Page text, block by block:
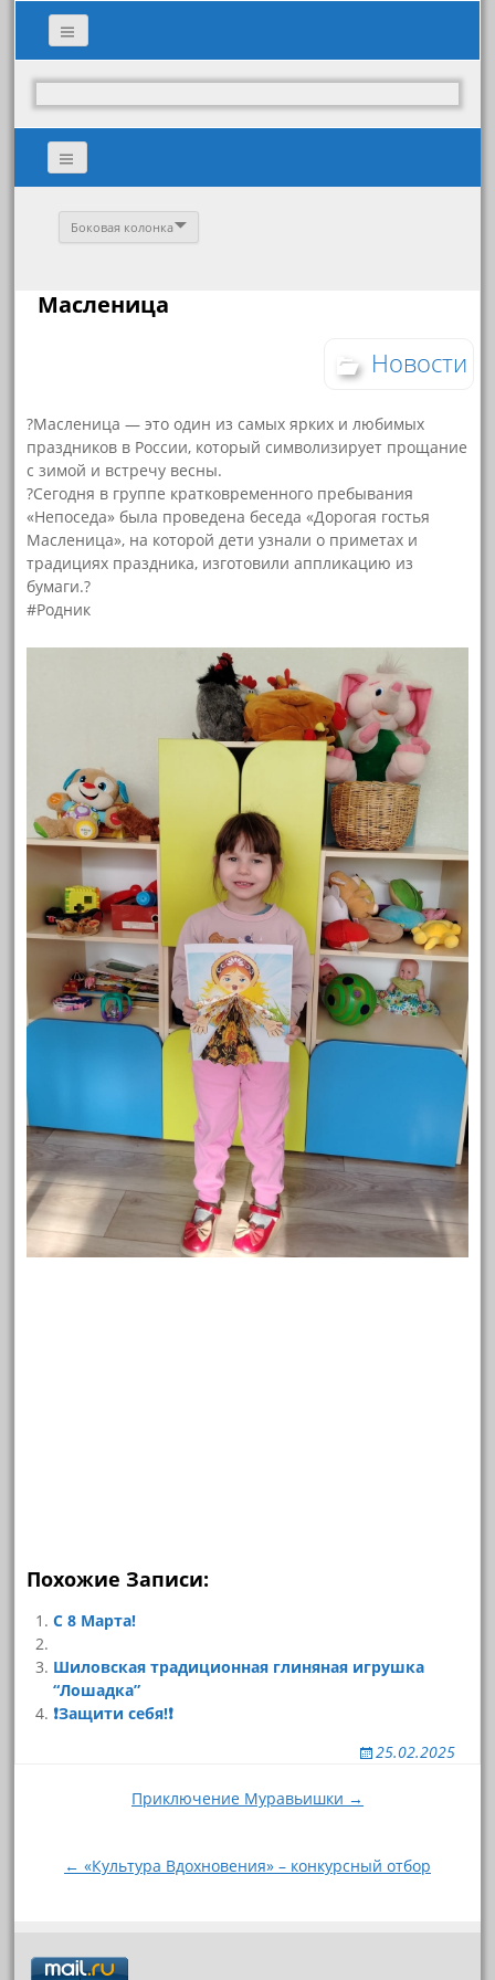
Боковая колонка
Масленица
Новости
?Масленица — это один из самых ярких и любимых
праздников в России, который символизирует прощание
с зимой и встречу весны.
?Сегодня в группе кратковременного пребывания
«Непоседа» была проведена беседа «Дорогая гостья
Масленица», на которой дети узнали о приметах и
традициях праздника, изготовили аппликацию из
бумаги.?
#Родник
Похожие Записи:
С 8 Марта!
Шиловская традиционная глиняная игрушка
“Лошадка”
❗Защити себя!❗
25.02.2025
Навигация
записям
Приключение Муравьишки →
← «Культура Вдохновения» – конкурсный отбор